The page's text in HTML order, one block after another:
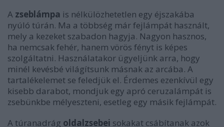
A zseblámpa is nélkülözhetetlen egy éjszakába
nyúló túrán. Ma a többség már fejlámpát használt,
mely a kezeket szabadon hagyja. Nagyon hasznos,
ha nemcsak fehér, hanem vörös fényt is képes
szolgáltatni. Használatakor ügyeljünk arra, hogy
minél kevésbé világítsunk másnak az arcába. A
tartalékelemet se feledjük el. Érdemes ezenkívül egy
kisebb darabot, mondjuk egy apró ceruzalámpát is
zsebünkbe mélyeszteni, esetleg egy másik fejlámpát.
A túranadrág oldalzsebei sokakat csábítanak azok